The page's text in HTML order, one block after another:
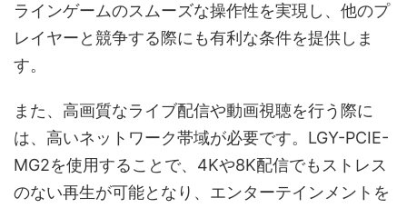
ラインゲームのスムーズな操作性を実現し、他のプ
レイヤーと競争する際にも有利な条件を提供しま
す。
また、高画質なライブ配信や動画視聴を行う際に
は、高いネットワーク帯域が必要です。LGY-PCIE-
MG2を使用することで、4Kや8K配信でもストレス
のない再生が可能となり、エンターテインメントを